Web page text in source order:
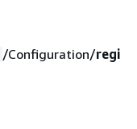
/Configuration/regi